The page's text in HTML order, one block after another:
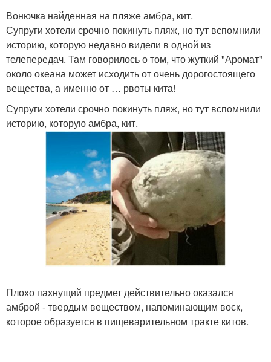
Вонючка найденная на пляже амбра, кит.
Супруги хотели срочно покинуть пляж, но тут вспомнили
историю, которую недавно видели в одной из
телепередач. Там говорилось о том, что жуткий "Аромат"
около океана может исходить от очень дорогостоящего
вещества, а именно от … рвоты кита!
Супруги хотели срочно покинуть пляж, но тут вспомнили
историю, которую амбра, кит.
Плохо пахнущий предмет действительно оказался
амброй - твердым веществом, напоминающим воск,
которое образуется в пищеварительном тракте китов.